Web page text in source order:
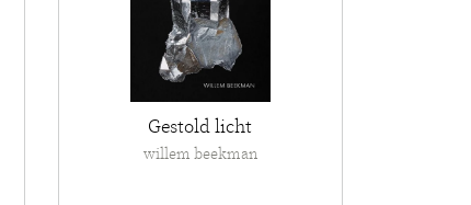
Gestold licht
willem beekman